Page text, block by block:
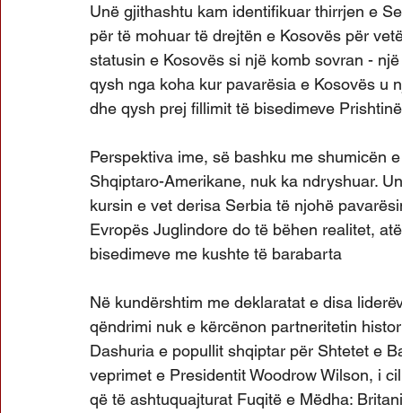
Unë gjithashtu kam identifikuar thirrjen e
për të mohuar të drejtën e Kosovës për
statusin e Kosovës si një komb sovran -
qysh nga koha kur pavarësia e Kosovës u
dhe qysh prej fillimit të bisedimeve
Perspektiva ime, së bashku me shumicën
Shqiptaro-Amerikane, nuk ka ndryshuar.
kursin e vet derisa Serbia të njohë
Evropës Juglindore do të bëhen realitet,
bisedimeve me kushte të barabarta
Në kundërshtim me deklaratat e disa
qëndrimi nuk e kërcënon partneritetin
Dashuria e popullit shqiptar për Shtetet e
veprimet e Presidentit Woodrow Wilson, i
që të ashtuquajturat Fuqitë e Mëdha: